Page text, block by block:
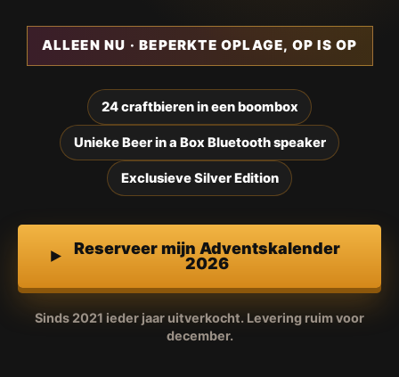
ALLEEN NU · BEPERKTE OPLAGE, OP IS OP
24 craftbieren in een boombox
Unieke Beer in a Box Bluetooth speaker
Exclusieve Silver Edition
Reserveer mijn Adventskalender
2026
Sinds 2021 ieder jaar uitverkocht. Levering ruim voor
december.